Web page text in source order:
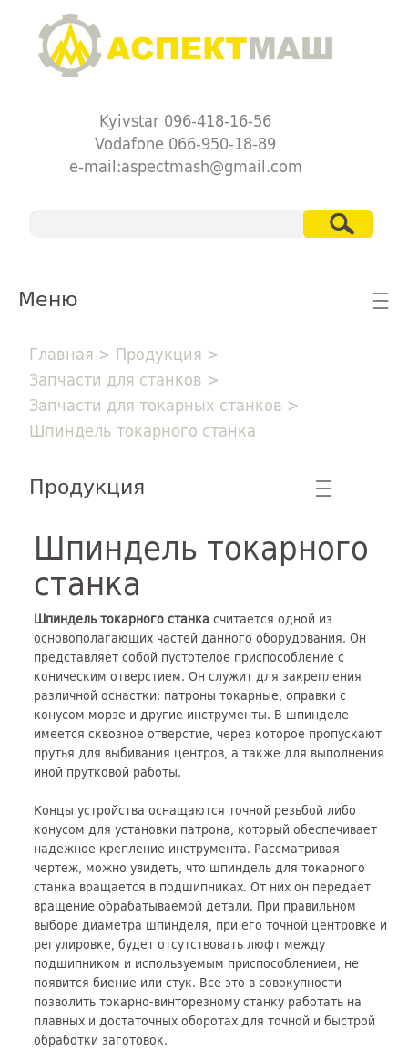
Kyivstar 096-418-16-56
Vodafone 066-950-18-89
e-mail:aspectmash@gmail.com
Меню ☰
Главная > Продукция >
Запчасти для станков >
Запчасти для токарных станков >
Шпиндель токарного станка
Продукция ☰
Шпиндель токарного
станка
Шпиндель токарного станкасчитается одной из
основополагающих частей данного оборудования. Он
представляет собой пустотелое приспособление с
коническим отверстием. Он служит для закрепления
различной оснастки: патроны токарные, оправки с
конусом морзе и другие инструменты. В шпинделе
имеется сквозное отверстие, через которое пропускают
прутья для выбивания центров, а также для выполнения
иной прутковой работы.
Концы устройства оснащаются точной резьбой либо
конусом для установки патрона, который обеспечивает
надежное крепление инструмента. Рассматривая
чертеж, можно увидеть, что шпиндель для токарного
станка вращается в подшипниках. От них он передает
вращение обрабатываемой детали. При правильном
выборе диаметра шпинделя, при его точной центровке и
регулировке, будет отсутствовать люфт между
подшипником и используемым приспособлением, не
появится биение или стук. Все это в совокупности
позволить токарно-винторезному станку работать на
плавных и достаточных оборотах для точной и быстрой
обработки заготовок.